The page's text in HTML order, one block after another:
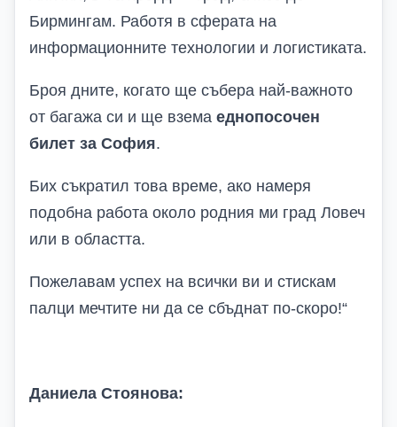
Бирмингам. Работя в сферата на
информационните технологии и логистиката.
Броя дните, когато ще събера най-важното
от багажа си и ще взема еднопосочен
билет за София.
Бих съкратил това време, ако намеря
подобна работа около родния ми град Ловеч
или в областта.
Пожелавам успех на всички ви и стискам
палци мечтите ни да се сбъднат по-скоро!“
Даниела Стоянова: